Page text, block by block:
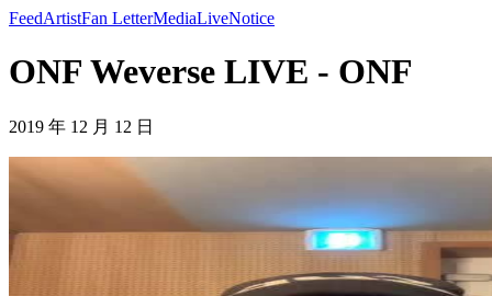
FeedArtistFan LetterMediaLiveNotice
ONF Weverse LIVE - ONF
2019 年 12 月 12 日